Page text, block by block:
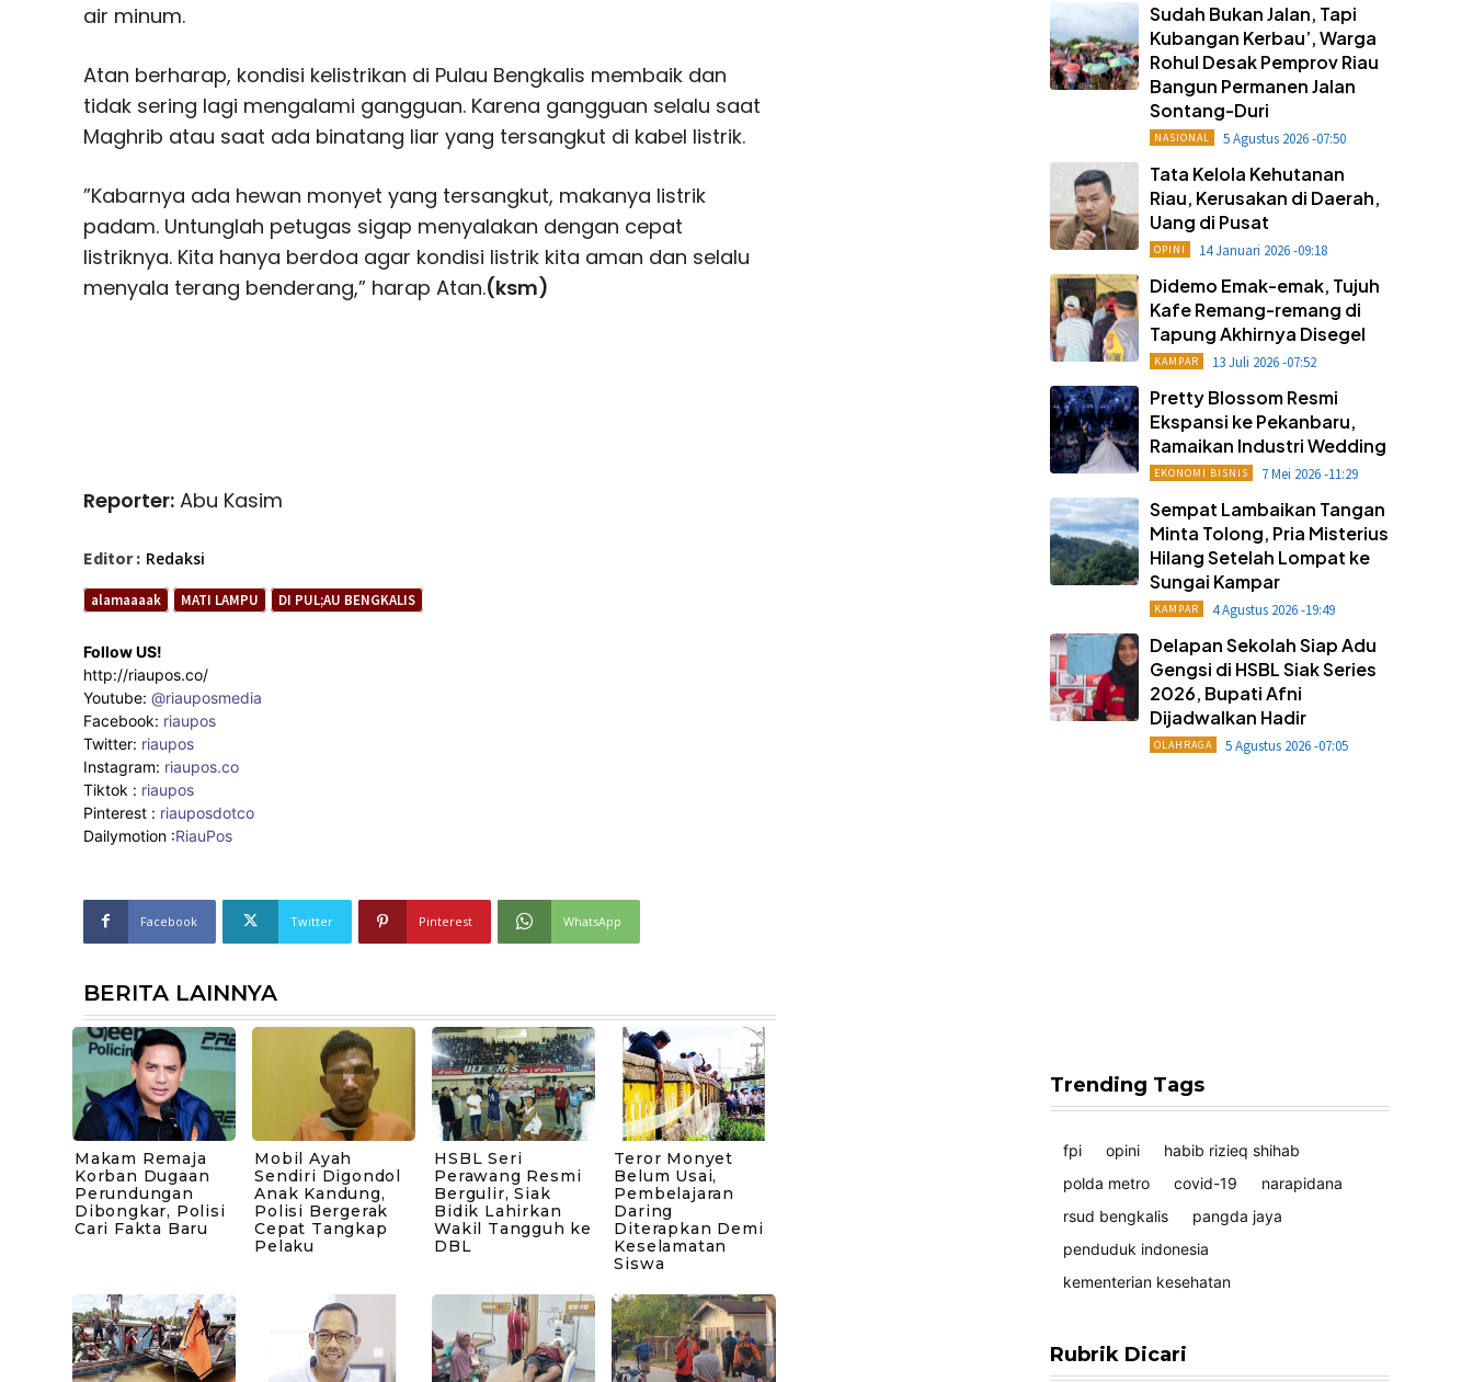
air minum.
Atan berharap, kondisi kelistrikan di Pulau Bengkalis membaik dan
tidak sering lagi mengalami gangguan. Karena gangguan selalu saat
Maghrib atau saat ada binatang liar yang tersangkut di kabel listrik.
”Kabarnya ada hewan monyet yang tersangkut, makanya listrik
padam. Untunglah petugas sigap menyalakan dengan cepat
listriknya. Kita hanya berdoa agar kondisi listrik kita aman dan selalu
menyala terang benderang,” harap Atan.(ksm)
Reporter: Abu Kasim
Editor : Redaksi
alamaaaak MATI LAMPU DI PUL;AU BENGKALIS
Follow US!
http://riaupos.co/
Youtube: @riauposmedia
Facebook: riaupos
Twitter: riaupos
Instagram: riaupos.co
Tiktok : riaupos
Pinterest : riauposdotco
Dailymotion :RiauPos
Facebook Twitter Pinterest WhatsApp
BERITA LAINNYA
Makam Remaja
Korban Dugaan
Perundungan
Dibongkar, Polisi
Cari Fakta Baru
Mobil Ayah
Sendiri Digondol
Anak Kandung,
Polisi Bergerak
Cepat Tangkap
Pelaku
HSBL Seri
Perawang Resmi
Bergulir, Siak
Bidik Lahirkan
Wakil Tangguh ke
DBL
Teror Monyet
Belum Usai,
Pembelajaran
Daring
Diterapkan Demi
Keselamatan
Siswa
Sudah Bukan Jalan, Tapi
Kubangan Kerbau’, Warga
Rohul Desak Pemprov Riau
Bangun Permanen Jalan
Sontang-Duri
NASIONAL 5 Agustus 2026 -07:50
Tata Kelola Kehutanan
Riau, Kerusakan di Daerah,
Uang di Pusat
OPINI 14 Januari 2026 -09:18
Didemo Emak-emak, Tujuh
Kafe Remang-remang di
Tapung Akhirnya Disegel
KAMPAR 13 Juli 2026 -07:52
Pretty Blossom Resmi
Ekspansi ke Pekanbaru,
Ramaikan Industri Wedding
EKONOMI BISNIS 7 Mei 2026 -11:29
Sempat Lambaikan Tangan
Minta Tolong, Pria Misterius
Hilang Setelah Lompat ke
Sungai Kampar
KAMPAR 4 Agustus 2026 -19:49
Delapan Sekolah Siap Adu
Gengsi di HSBL Siak Series
2026, Bupati Afni
Dijadwalkan Hadir
OLAHRAGA 5 Agustus 2026 -07:05
Trending Tags
fpi opini
habib rizieq shihab
polda metro
covid-19
narapidana
rsud bengkalis
pangda jaya
penduduk indonesia
kementerian kesehatan
Rubrik Dicari